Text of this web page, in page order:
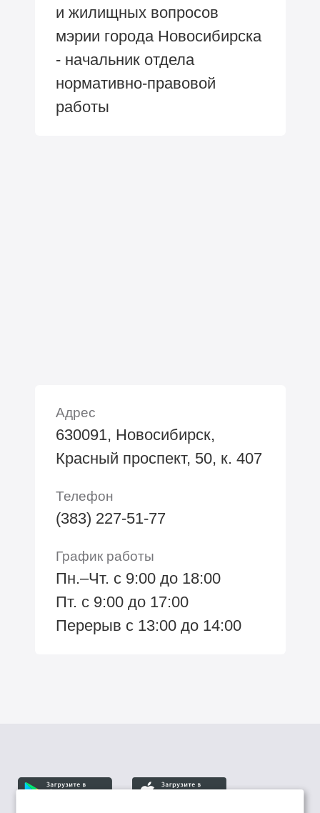
и жилищных вопросов
мэрии города Новосибирска
- начальник отдела
нормативно-правовой
работы
Адрес
630091, Новосибирск,
Красный проспект, 50, к. 407
Телефон
(383) 227-51-77
График работы
Пн.–Чт. с 9:00 до 18:00
Пт. с 9:00 до 17:00
Перерыв с 13:00 до 14:00